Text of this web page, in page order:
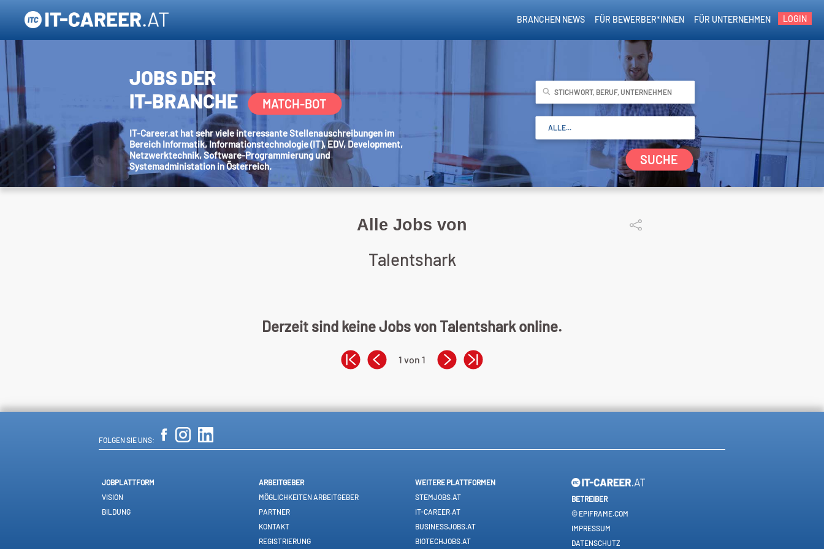
LOGIN
FÜR UNTERNEHMEN
FÜR BEWERBER*INNEN
BRANCHEN NEWS
JOBS DER
IT-BRANCHE
MATCH-BOT
IT-Career.at hat sehr viele interessante Stellenauschreibungen im
Bereich Informatik, Informationstechnologie (IT), EDV, Development,
Netzwerktechnik, Software-Programmierung und
Systemadministation in Österreich.
SUCHE
Alle Jobs von
Talentshark
Derzeit sind keine Jobs von Talentshark online.
1 von 1
FOLGEN SIE UNS:
JOBPLATTFORM
VISION
BILDUNG
ARBEITGEBER
MÖGLICHKEITEN ARBEITGEBER
PARTNER
KONTAKT
REGISTRIERUNG
WEITERE PLATTFORMEN
STEMJOBS.AT
IT-CAREER.AT
BUSINESSJOBS.AT
BIOTECHJOBS.AT
BETREIBER
© EPIFRAME.COM
IMPRESSUM
DATENSCHUTZ